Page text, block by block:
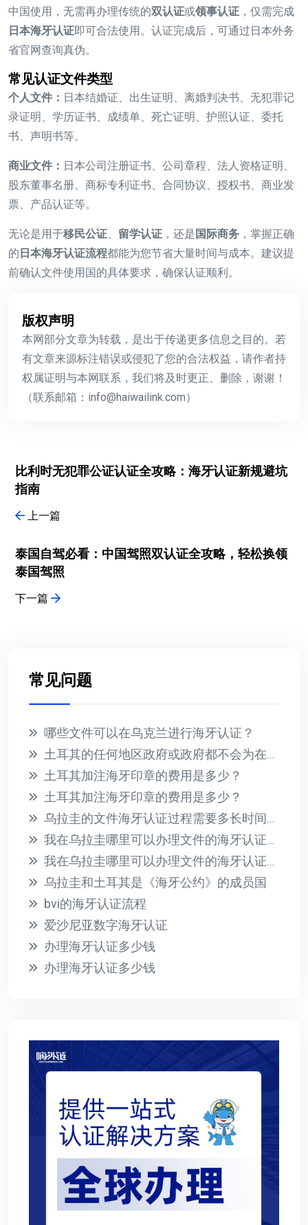
中国使用，无需再办理传统的双认证或领事认证 ，仅需完成
日本海牙认证即可合法使用。认证完成后，可通过日本外务
省官网查询真伪。
常见认证文件类型
个人文件： 日本结婚证、出生证明、离婚判决书、无犯罪记
录证明、学历证书、成绩单、死亡证明、护照认证、委托
书、声明书等。
商业文件： 日本公司注册证书、公司章程、法人资格证明、
股东董事名册、商标专利证书、合同协议、授权书、商业发
票、产品认证等。
无论是用于移民公证、 留学认证 ，还是 国际商务 ，掌握正确
的 日本海牙认证流程都能为您节省大量时间与成本。建议提
前确认文件使用国的具体要求，确保认证顺利。
版权声明
本网部分文章为转载，是出于传递更多信息之目的。若
有文章来源标注错误或侵犯了您的合法权益，请作者持
权属证明与本网联系，我们将及时更正、删除，谢谢！
（联系邮箱：info@haiwailink.com）
比利时无犯罪公证认证全攻略：海牙认证新规避坑
指南
上一篇
泰国自驾必看：中国驾照双认证全攻略，轻松换领
泰国驾照
下一篇
常见问题
哪些文件可以在乌克兰进行海牙认证？
土耳其的任何地区政府或政府都不会为在国外收到的文件提供海牙认证
土耳其加注海牙印章的费用是多少？
土耳其加注海牙印章的费用是多少？
乌拉圭的文件海牙认证过程需要多长时间？此过程的相关费用是多少？
我在乌拉圭哪里可以办理文件的海牙认证？有哪些必要的要求？
我在乌拉圭哪里可以办理文件的海牙认证？有哪些必要的要求？
乌拉圭和土耳其是《海牙公约》的成员国
bvi的海牙认证流程
爱沙尼亚数字海牙认证
办理海牙认证多少钱
办理海牙认证多少钱